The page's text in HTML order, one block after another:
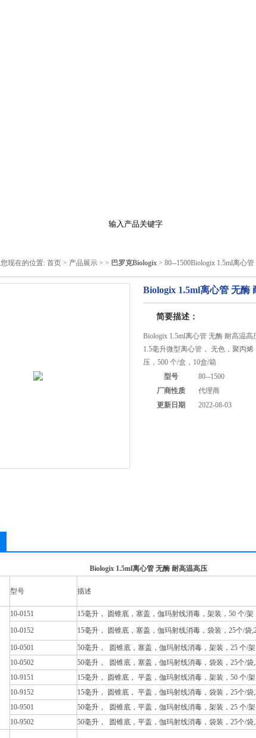
您现在的位置: 首页 > 产品展示 > > 巴罗克Biologix > 80--1500Biologix 1.5ml离心
Biologix 1.5ml离心管 无酶
简要描述：
Biologix 1.5ml离心管 无酶 耐高温高
1.5毫升微型离心管， 无色，聚丙
压，500 个/盒，10盒/箱
型号
80--1500
厂商性质
代理商
更新日期
2022-08-03
Biologix 1.5ml离心管 无酶 耐高温高压
型号 描述
10-0151 15毫升， 圆锥底，塞盖，伽玛射线消毒，架装，50 个/架
10-0152
15毫升， 圆锥底，塞盖，伽玛射线消毒，袋装，25个/袋
10-0501 50毫升， 圆锥底，塞盖，伽玛射线消毒，架装，25 个/架
10-0502
50毫升， 圆锥底，塞盖，伽玛射线消毒，袋装，25个/袋
10-9151
15毫升， 圆锥底， 平盖，伽玛射线消毒，架装，50 个/架
10-9152
15毫升， 圆锥底， 平盖，伽玛射线消毒，袋装，25个/袋
10-9501
50毫升， 圆锥底，平盖，伽玛射线消毒，架装，25 个/架
10-9502
50毫升， 圆锥底，平盖，伽玛射线消毒，袋装，25个/袋